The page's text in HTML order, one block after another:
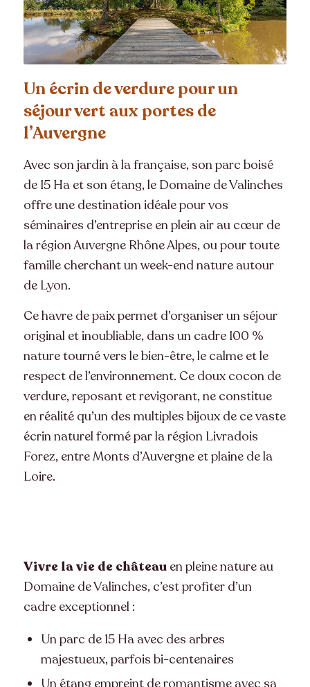
Un écrin de verdure pour un
séjour vert aux portes de
l’Auvergne
Avec son jardin à la française, son parc boisé
de 15 Ha et son étang, le Domaine de Valinches
offre une destination idéale pour vos
séminaires d’entreprise en plein air au cœur de
la région Auvergne Rhône Alpes, ou pour toute
famille cherchant un week-end nature autour
de Lyon.
Ce havre de paix permet d’organiser un séjour
original et inoubliable, dans un cadre 100 %
nature tourné vers le bien-être, le calme et le
respect de l’environnement. Ce doux cocon de
verdure, reposant et revigorant, ne constitue
en réalité qu’un des multiples bijoux de ce vaste
écrin naturel formé par la région Livradois
Forez, entre Monts d’Auvergne et plaine de la
Loire.
Vivre la vie de châteauen pleine nature au
Domaine de Valinches, c’est profiter d’un
cadre exceptionnel :
Un parc de 15 Ha avec des arbres
majestueux, parfois bi-centenaires
Un étang empreint de romantisme avec sa